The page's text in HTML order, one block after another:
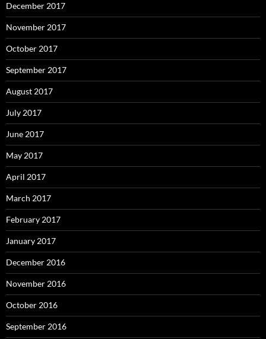
December 2017
November 2017
October 2017
September 2017
August 2017
July 2017
June 2017
May 2017
April 2017
March 2017
February 2017
January 2017
December 2016
November 2016
October 2016
September 2016